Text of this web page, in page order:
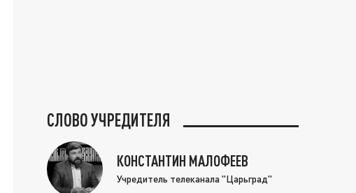
СЛОВО УЧРЕДИТЕЛЯ
КОНСТАНТИН МАЛОФЕЕВ
Учредитель телеканала "Царьград"